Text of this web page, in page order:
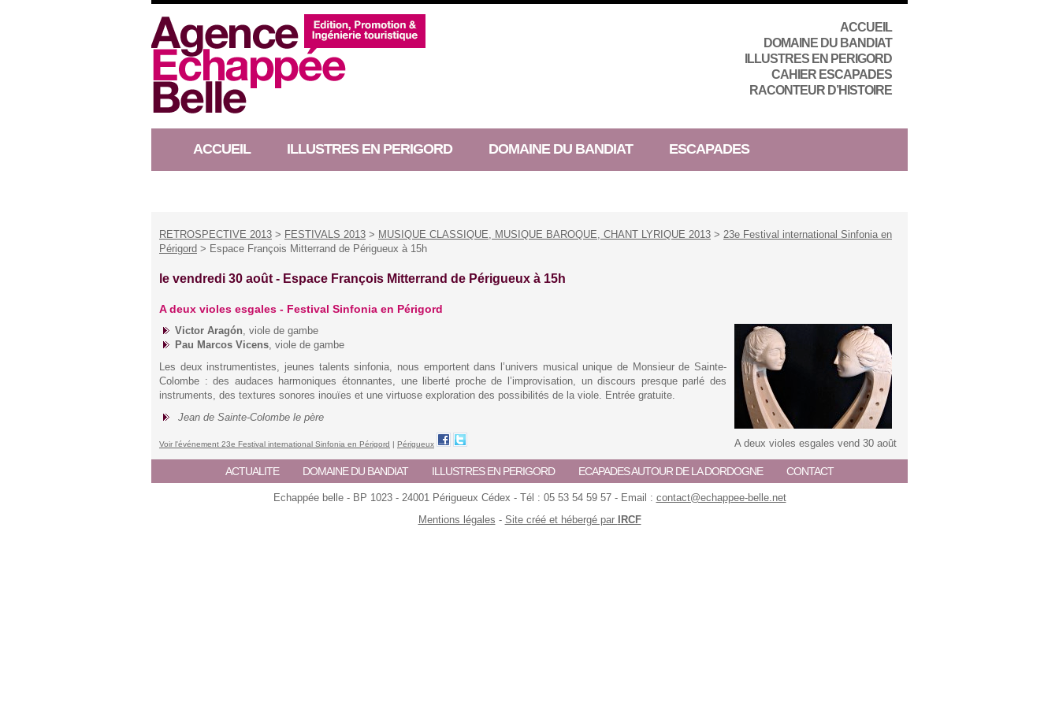
ACCUEIL
DOMAINE DU BANDIAT
ILLUSTRES EN PERIGORD
CAHIER ESCAPADES
RACONTEUR D’HISTOIRE
ACCUEIL ILLUSTRES EN PERIGORD DOMAINE DU BANDIAT ESCAPADES
RETROSPECTIVE 2013 > FESTIVALS 2013 > MUSIQUE CLASSIQUE, MUSIQUE BAROQUE, CHANT LYRIQUE 2013 > 23e Festival international Sinfonia en
Périgord > Espace François Mitterrand de Périgueux à 15h
le vendredi 30 août - Espace François Mitterrand de Périgueux à 15h
A deux violes esgales - Festival Sinfonia en Périgord
A deux violes esgales vend 30 août
Victor Aragón, viole de gambe
Pau Marcos Vicens, viole de gambe
Les deux instrumentistes, jeunes talents sinfonia, nous emportent dans l’univers musical unique de Monsieur de Sainte-
Colombe : des audaces harmoniques étonnantes, une liberté proche de l’improvisation, un discours presque parlé des
instruments, des textures sonores inouïes et une virtuose exploration des possibilités de la viole. Entrée gratuite.
Jean de Sainte-Colombe le père
Voir l'événement 23e Festival international Sinfonia en Périgord | Périgueux
ACTUALITE DOMAINE DU BANDIAT ILLUSTRES EN PERIGORD ECAPADES AUTOUR DE LA DORDOGNE CONTACT
Echappée belle - BP 1023 - 24001 Périgueux Cédex - Tél : 05 53 54 59 57 - Email : contact@echappee-belle.net
Mentions légales - Site créé et hébergé par IRCF